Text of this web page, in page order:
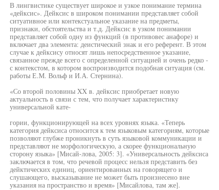
В лингвистике существует широкое и узкое понимание термина
«дейксис». Дейксис в широком понимании представляет собой
ситуативное или контекстуальное указание на предметы,
признаки, обстоятельства и т.д. Дейксис в узком понимании
представляет собой одну из функций (в противовес анафоре) и
включает два элемента: деистический знак и его референт. В этом
случае к дейксису относят лишь непосредственное указание,
связанное прежде всего с определенной ситуацией и очень редко -
с контекстом, в котором воспроизводится подобная ситуация (см.
работы Е.М. Вольф и И.А. Стернина).
«Со второй половины XX в. дейксис приобретает новую
актуальность в связи с тем, что получает характеристику
универсальной кате-
гории, функционирующей на всех уровнях языка. «Теперь
категория дейксиса относится к тем языковым категориям, которые
позволяют глубже проникнуть в суть языковой коммуникации и
представляют не морфологическую, а скорее функциональную
сторону языка» [Мисай-лова, 2005: 3]. «Универсальность дейксиса
заключается в том, что речевой процесс нельзя представить без
дейктических единиц, ориентированных на говорящего и
слушающего, высказывание не может быть произнесено вне
указания на пространство и время» [Мисайлова, там же].